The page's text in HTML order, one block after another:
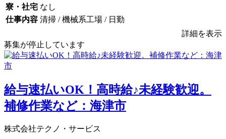
寮・社宅 なし
仕事内容 清掃 / 機械系工場 / 日勤
詳細を表示
募集が停止しています
給与速払いOK！高時給♪未経験歓迎。
補修作業など：海津市
株式会社テクノ・サービス